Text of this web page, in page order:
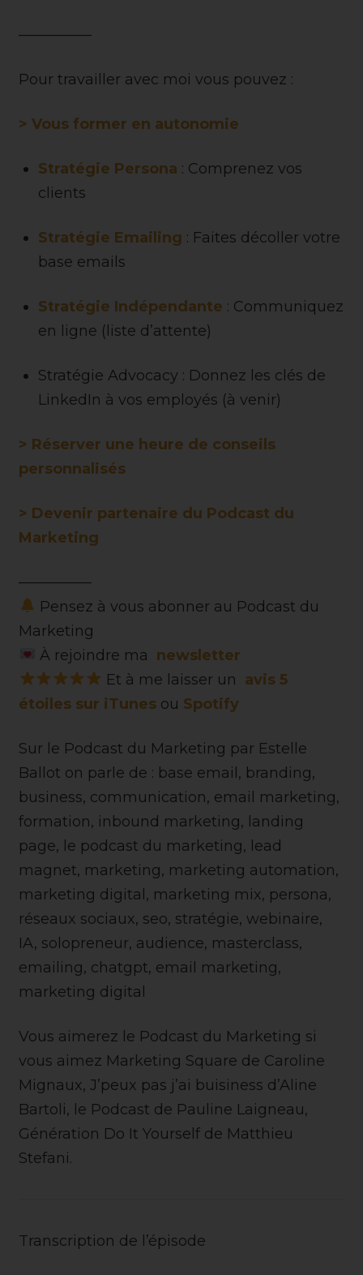
—————
Pour travailler avec moi vous pouvez :
> Vous former en autonomie
Stratégie Persona : Comprenez vos
clients
Stratégie Emailing : Faites décoller votre
base emails
Stratégie Indépendante : Communiquez
en ligne (liste d’attente)
Stratégie Advocacy : Donnez les clés de
LinkedIn à vos employés (à venir)
> Réserver une heure de conseils
personnalisés
> Devenir partenaire du Podcast du
Marketing
—————
Pensez à vous abonner au Podcast du
Marketing
À rejoindre ma newsletter
Et à me laisser un avis 5
étoiles sur iTunes ou Spotify
Sur le Podcast du Marketing par Estelle
Ballot on parle de : base email, branding,
business, communication, email marketing,
formation, inbound marketing, landing
page, le podcast du marketing, lead
magnet, marketing, marketing automation,
marketing digital, marketing mix, persona,
réseaux sociaux, seo, stratégie, webinaire,
IA, solopreneur, audience, masterclass,
emailing, chatgpt, email marketing,
marketing digital
Vous aimerez le Podcast du Marketing si
vous aimez Marketing Square de Caroline
Mignaux, J’peux pas j’ai buisiness d’Aline
Bartoli, le Podcast de Pauline Laigneau,
Génération Do It Yourself de Matthieu
Stefani.
Transcription de l’épisode